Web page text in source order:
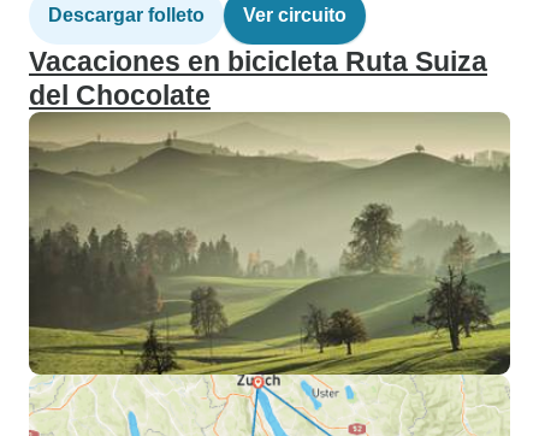
Descargar folleto Ver circuito
Vacaciones en bicicleta Ruta Suiza
del Chocolate